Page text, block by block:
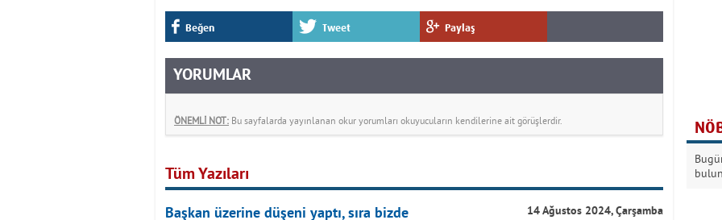
Beğen Tweet Paylaş
YORUMLAR
ÖNEMLİ NOT: Bu sayfalarda yayınlanan okur yorumları okuyucuların kendilerine ait görüşlerdir.
Tüm Yazıları
Başkan üzerine düşeni yaptı, sıra bizde 14 Ağustos 2024, Çarşamba